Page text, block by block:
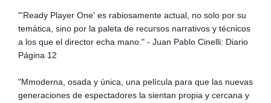
"'Ready Player One' es rabiosamente actual, no solo por su
temática, sino por la paleta de recursos narrativos y técnicos
a los que el director echa mano." - Juan Pablo Cinelli: Diario
Página 12
"Mmoderna, osada y única, una película para que las nuevas
generaciones de espectadores la sientan propia y cercana y